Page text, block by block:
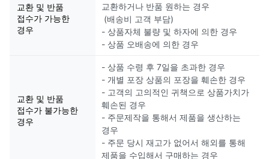
교환 및 반품
접수가 가능한
경우
교환하거나 반품 원하는 경우
(배송비 고객 부담)
- 상품자체 불량 및 하자에 의한 경우
- 상품 오배송에 의한 경우
교환 및 반품
접수가 불가능한
경우
- 상품 수령 후 7일을 초과한 경우
- 개별 포장 상품의 포장을 훼손한 경우
- 고객의 고의적인 귀책으로 상품가치가
훼손된 경우
- 주문제작을 통해서 제품을 생산하는
경우
- 주문 당시 재고가 없어서 해외를 통해
제품을 수입해서 구매하는 경우